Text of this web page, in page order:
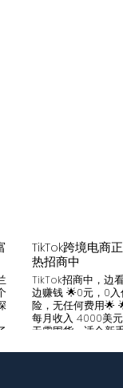
TikTok跨境电商
热招商中
TikTok招商中，边
边赚钱 🌟0元，0
险，无任何费用🌟
每月收入 4000美
无需囤货，适合新
商，有来自世界各